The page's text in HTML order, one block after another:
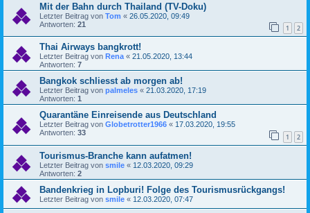
Mit der Bahn durch Thailand (TV-Doku)
Letzter Beitrag von Tom « 26.05.2020, 09:49
Antworten: 21 1 2
Thai Airways bangkrott!
Letzter Beitrag von Rena« 21.05.2020, 13:44
Antworten: 7
Bangkok schliesst ab morgen ab!
Letzter Beitrag von palmeles « 21.03.2020, 17:19
Antworten: 1
Quarantäne Einreisende aus Deutschland
Letzter Beitrag von Globetrotter1966 « 17.03.2020, 19:55
Antworten: 33 1 2
Tourismus-Branche kann aufatmen!
Letzter Beitrag von smile « 12.03.2020, 09:29
Antworten: 2
Bandenkrieg in Lopburi! Folge des Tourismusrückgangs!
Letzter Beitrag von smile « 12.03.2020, 07:47